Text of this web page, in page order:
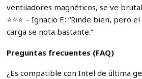
ventiladores magnéticos, se ve brutal
⭐️⭐️⭐️ – Ignacio F.: “Rinde bien, pero
carga se nota bastante.”
Preguntas frecuentes (FAQ)
¿Es compatible con Intel de última